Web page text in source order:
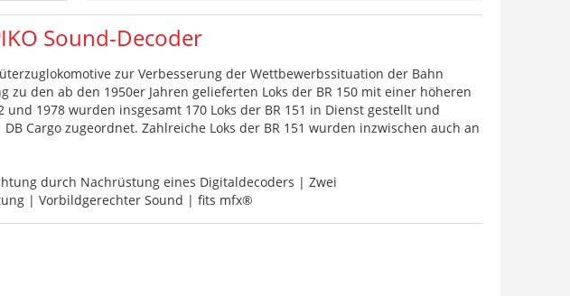
Sound-Decoder
zur Verbesserung der Wettbewerbssituation der Bahn
den ab den 1950er Jahren gelieferten Loks der BR 150 mit einer höheren
1978 wurden insgesamt 170 Loks der BR 151 in Dienst gestellt und
Cargo zugeordnet. Zahlreiche Loks der BR 151 wurden inzwischen auch an
durch Nachrüstung eines Digitaldecoders | Zwei
| Vorbildgerechter Sound | fits mfx®